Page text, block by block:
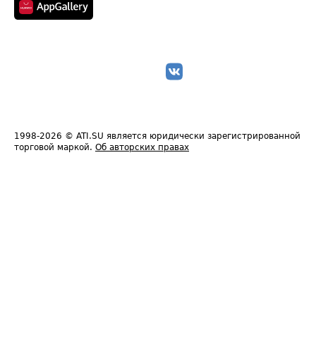
1998-2026 © ATI.SU является юридически зарегистрированной
торговой маркой. Об авторских правах